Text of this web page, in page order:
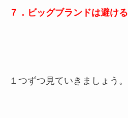
７．ビッグブランドは避ける
１つずつ見ていきましょう。